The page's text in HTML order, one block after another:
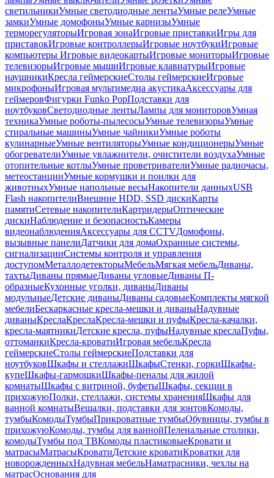
светильникиУмные светодиодные лентыУмные релеУмные
замкиУмные домофоныУмные карнизыУмные
терморегуляторыИгровая зонаИгровые приставкиИгры для
приставокИгровые контроллерыИгровые ноутбукиИгровые
компьютеры Игровые видеокартыИгровые мониторыИгровые
телевизорыИгровые мышиИгровые клавиатурыИгровые
наушникиКресла геймерскиеСтолы геймерскиеИгровые
микрофоныИгровая мультимедиа акустикаАксессуары для
геймеровФигурки Funko PopПодставки для
ноутбуковСветодиодные лентыЛампы для мониторовУмная
техникаУмные роботы-пылесосыУмные телевизорыУмные
стиральные машиныУмные чайникиУмные роботы
кулинарныеУмные вентиляторыУмные кондиционерыУмные
обогревателиУмные увлажнители, очистители воздухаУмные
отопительные котлыУмные проветривателиУмные радиочасы,
метеостанцииУмные кормушки и поилки для
животныхУмные напольные весыНакопители данныхUSB
Flash накопителиВнешние HDD, SSD дискиКарты
памятиСетевые накопителиКартридерыОптические
дискиНаблюдение и безопасностьКамеры
видеонаблюденияАксессуары для CCTVДомофоны,
вызывные панелиДатчики для домаОхранные системы,
сигнализацииСистемы контроля и управления
доступомМеталлодетекторыМебельМягкая мебельДиваны,
тахтыДиваны прямыеДиваны угловыеДиваны П-
образныеКухонные уголки, диваныДиваны
модульныеДетские диваныДиваны садовыеКомплекты мягкой
мебелиБескаркасные кресла-мешки и диваныНадувные
диваныКреслаКреслаКресла-мешки и пуфыКресла-качалки,
кресла-маятникиДетские кресла, пуфыНадувные креслаПуфы,
оттоманкиКресла-кроватиИгровая мебельКресла
геймерскиеСтолы геймерскиеПодставки для
ноутбуковШкафы и стеллажиШкафыСтенки, горкиШкафы-
купеШкафы-гармошкиШкафы-пеналы для жилой
комнатыШкафы с витриной, буфетыШкафы, секции в
прихожуюПолки, стеллажи, системы храненияШкафы для
ванной комнатыВешалки, подставки для зонтовКомоды,
тумбыКомодыТумбыПрикроватные тумбыОбувницы, тумбы в
прихожуюКомоды, тумбы для ваннойПеленальные столики,
комодыТумбы под ТВКомоды пластиковыеКровати и
матрасыМатрасыКроватиДетские кроватиКроватки для
новорожденныхНадувная мебельНаматрасники, чехлы на
матрасОснования для